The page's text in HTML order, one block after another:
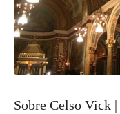
Sobre Celso Vick |